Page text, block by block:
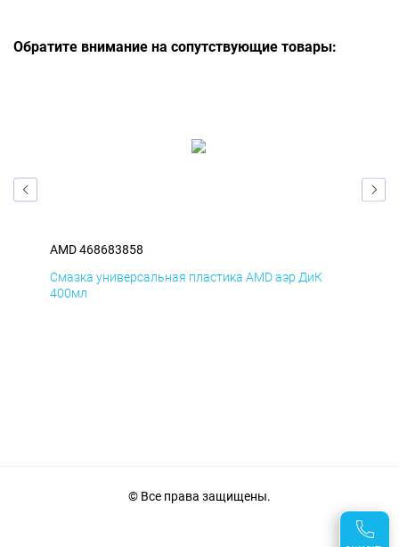
Обратите внимание на сопутствующие товары:
AMD 468683858
Смазка универсальная пластика AMD аэр ДиК
400мл
© Все права защищены.